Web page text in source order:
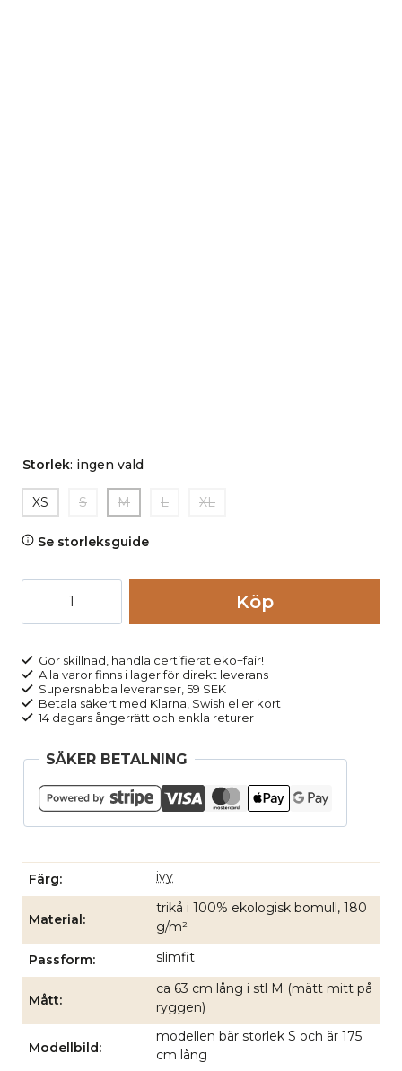
Storlek: ingen vald
XS S M L XL
Se storleksguide
grön
mängd
Köp
Gör skillnad, handla certifierat eko+fair!
Alla varor finns i lager för direkt leverans
Supersnabba leveranser, 59 SEK
Betala säkert med Klarna, Swish eller kort
14 dagars ångerrätt och enkla returer
SÄKER BETALNING
Färg ivy
Material
trikå i 100% ekologisk bomull, 180
g/m²
Passform slimfit
Mått
ca 63 cm lång i stl M (mätt mitt på
ryggen)
Modellbild
modellen bär storlek S och är 175
cm lång